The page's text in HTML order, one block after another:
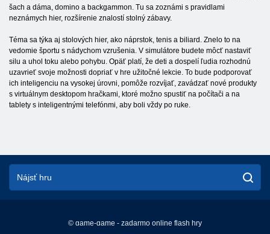
šach a dáma, domino a backgammon. Tu sa zoznámi s pravidlami
neznámych hier, rozšírenie znalostí stolný zábavy.
Téma sa týka aj stolových hier, ako náprstok, tenis a biliard. Znelo to na
vedomie športu s nádychom vzrušenia. V simulátore budete môcť nastaviť
silu a uhol toku alebo pohybu. Opäť platí, že deti a dospelí ľudia rozhodnú
uzavrieť svoje možnosti dopriať v hre užitočné lekcie. To bude podporovať
ich inteligenciu na vysokej úrovni, pomôže rozvíjať, zavádzať nové produkty
s virtuálnym desktopom hračkami, ktoré možno spustiť na počítači a na
tablety s inteligentnými telefónmi, aby boli vždy po ruke.
© game-game - zadarmo online flash hry